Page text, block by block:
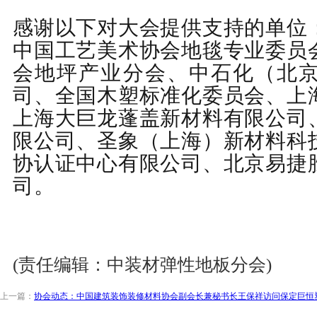
感谢以下对大会提供支持的单位
中国工艺美术协会地毯专业委员
会地坪产业分会、中石化（北
司、全国木塑标准化委员会、上
上海大巨龙蓬盖新材料有限公
限公司、圣象（上海）新材料
协认证中心有限公司、北京易捷
司。
(责任编辑：中装材弹性地板分会)
上一篇： 协会动态：中国建筑装饰装修材料协会副会长兼秘书长王保祥访问保定巨